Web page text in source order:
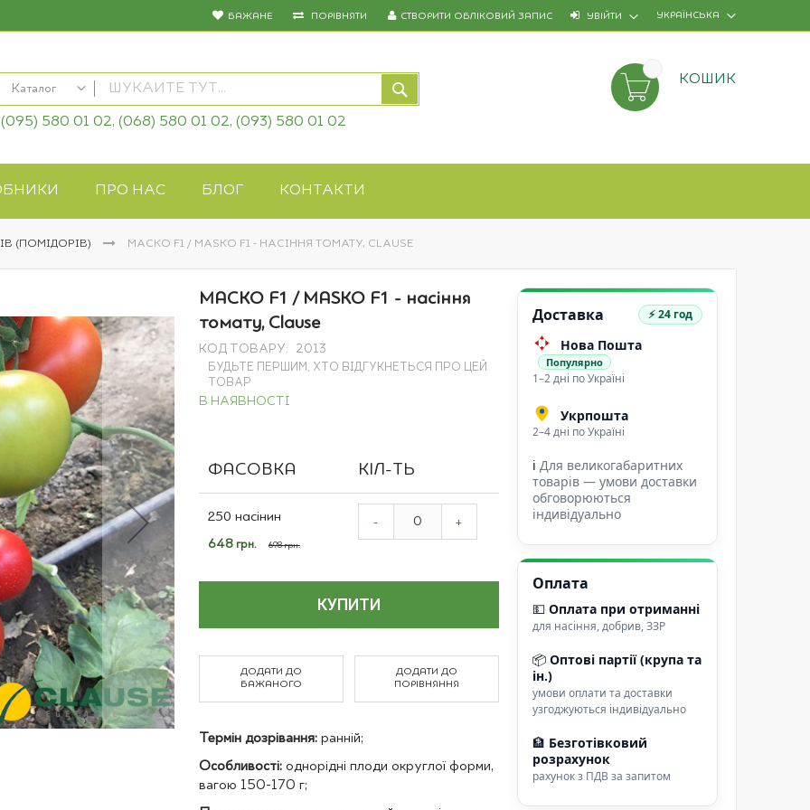
УКРАЇНСЬКА
БАЖАНЕ ПОРІВНЯТИ УВІЙТИ
СТВОРИТИ ОБЛІКОВИЙ ЗАПИС
Каталог
КАТАЛОГ
Укривні матеріали
Товари для дому
Крупи оптом
Польові культури
(095) 580 01 02, (068) 580 01 02, (093) 580 01 02
КОШИК
ПРО НАС БЛОГ КОНТАКТИ
(ПОМІДОРІВ) МАСКО F1 / MASKO F1 - НАСІННЯ ТОМАТУ, CLAUSE
МАСКО F1 / MASKO F1 - насіння
томату, Clause
КОД ТОВАРУ 2013
БУДЬТЕ ПЕРШИМ, ХТО ВІДГУКНЕТЬСЯ ПРО ЦЕЙ
ТОВАР
В НАЯВНОСТІ
product
ФАСОВКА КІЛ-ТЬ
250 насінин
Спеціальна
648 грн. 698 грн.
- +
КУПИТИ
ДОДАТИ ДО
БАЖАНОГО
ДОДАТИ ДО
ПОРІВНЯННЯ
Термін дозрівання:ранній;
Особливості:однорідні плоди округлої форми,
вагою 150-170 г;
Доставка ⚡ 24 год
Нова Пошта
Популярно
1–2 дні по Україні
Укрпошта
2–4 дні по Україні
ℹДля великогабаритних
товарів — умови доставки
обговорюються
індивідуально
Оплата
💵Оплата при отриманні
для насіння, добрив, ЗЗР
📦Оптові партії (крупа та
ін.)
умови оплати та доставки
узгоджуються індивідуально
🏦 Безготівковий
розрахунок
рахунок з ПДВ за запитом